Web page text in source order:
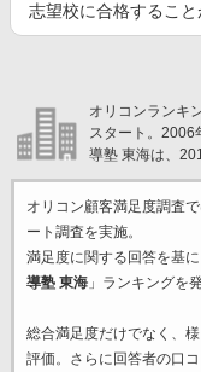
志望校に合格すること
オリコンランキ
スタート。2006
導塾 東海は、
オリコン顧客満足度調査
ート調査を実施。
満足度に関する回答を基
導塾 東海」ランキングを
総合満足度だけでなく、
評価。さらに回答者の口